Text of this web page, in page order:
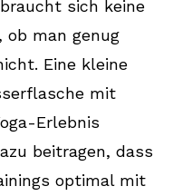
sich keine
ob man genug
Eine kleine
mit
Erlebnis
beitragen, dass
optimal mit